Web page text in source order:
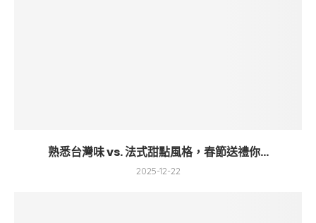
熟悉台灣味 vs. 法式甜點風格，春節送禮你...
2025-12-22